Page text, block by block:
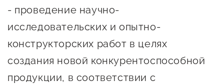
Истории успеха
предпринимательства
О центре
Календарь
мероприятий для
предпринимателей
Центр инноваций
социальной сферы
Центр финансовой
- проведение научно-
исследовательских и опытно-
конструкторских работ в целях
создания новой конкурентоспособной
продукции, в соответствии с